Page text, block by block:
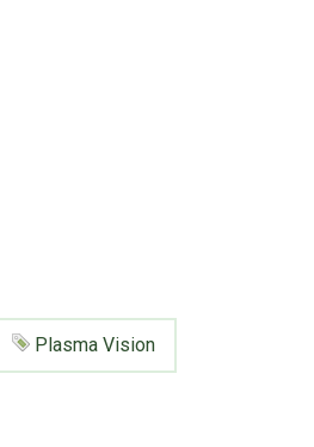
Plasma Vision